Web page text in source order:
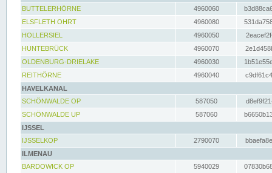
BUTTELERHÖRNE
4960060
ELSFLETH OHRT
4960080
HOLLERSIEL
4960050
HUNTEBRÜCK
4960070
OLDENBURG-DRIELAKE
4960030
REITHÖRNE
4960040
HAVELKANAL
SCHÖNWALDE OP
587050
SCHÖNWALDE UP
587060
IJSSEL
IJSSELKOP
2790070
ILMENAU
BARDOWICK OP
5940029